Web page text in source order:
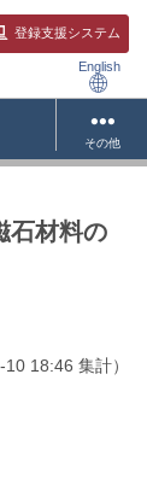
登録支援システム
English
その他
石材料の
10 18:46 集計）